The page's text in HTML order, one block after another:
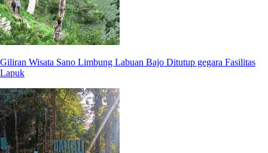
Giliran Wisata Sano Limbung Labuan Bajo Ditutup gegara Fasilitas
Lapuk